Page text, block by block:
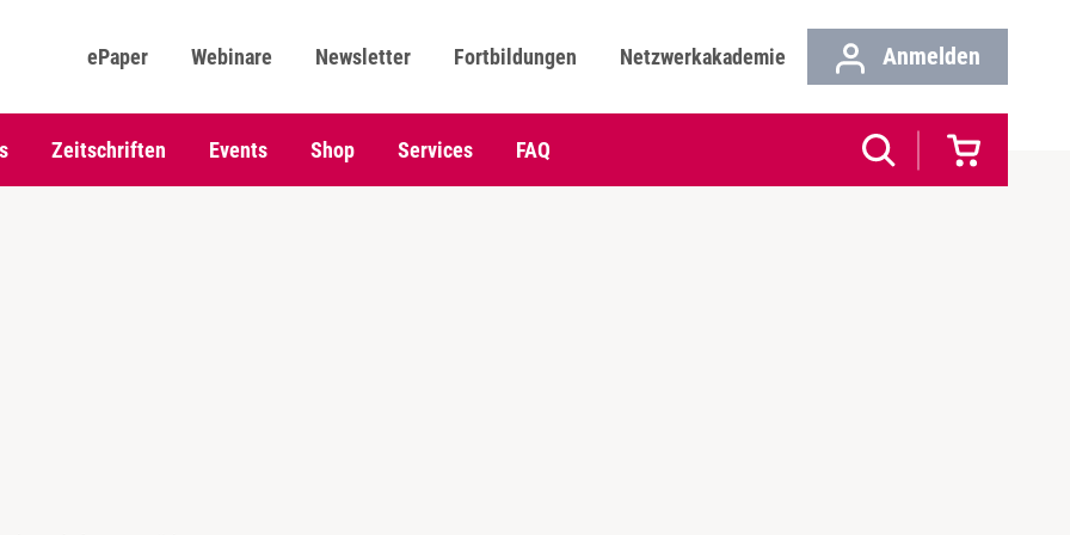
ePaper Webinare Newsletter Fortbildungen Netzwerkakademie Anmelden
Zeitschriften Events Shop Services FAQ